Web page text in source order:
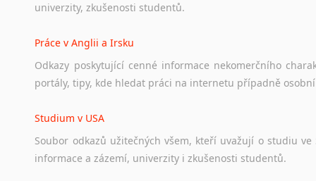
univerzity, zkušenosti studentů.
Práce v Anglii a Irsku
Odkazy poskytující cenné informace nekomerčního
portály, tipy, kde hledat práci na internetu případně osobní
Studium v USA
Soubor odkazů užitečných všem, kteří uvažují o studiu ve
informace a zázemí, univerzity i zkušenosti studentů.